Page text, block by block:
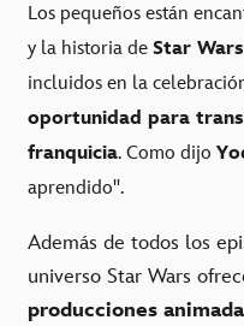
Los pequeños están
y la historia de Star Wars
incluidos en la
oportunidad para
franquicia. Como dijo
aprendido".
Además de todos los
universo Star Wars
producciones